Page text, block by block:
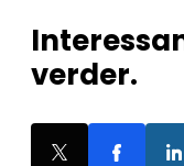
verder.